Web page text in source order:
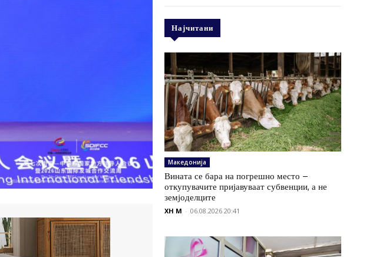
Најчитани
Македонија
Вината се бара на погрешно место –
откупувачите пријавуваат субвенции, а не
земјоделците
XH M - 06.08.2026 20:41